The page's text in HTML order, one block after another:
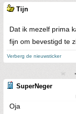
Tijn
Dat ik mezelf prima
fijn om bevestigd te
Verberg de nieuwsticker
SuperNeger
Oja